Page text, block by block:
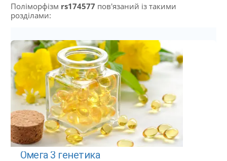
Поліморфізм rs174577 пов'язаний із такими
розділами:
Омега 3 генетика